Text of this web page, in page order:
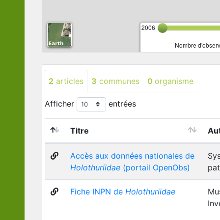
2006
Nombre
2 articles 3 communes 0 organisme
Afficher entrées
Titre
Accès aux données nationales de
Holothuriidae (portail OpenObs)
Fiche INPN de Holothuriidae